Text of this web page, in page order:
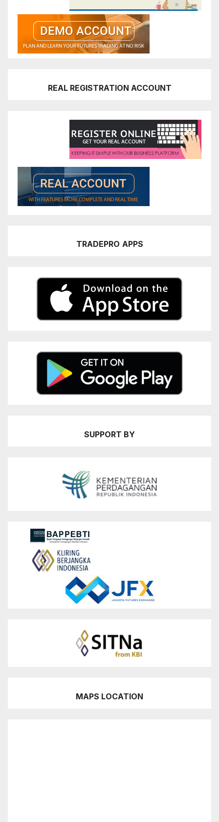
REAL REGISTRATION ACCOUNT
TRADEPRO APPS
SUPPORT BY
MAPS LOCATION